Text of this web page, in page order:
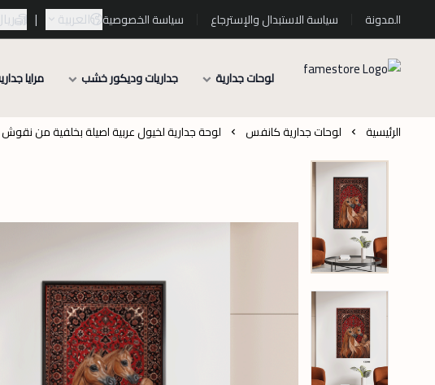
المدونة سياسة الاستبدال والإسترجاع سياسة الخصوصية العربية |
لوحات جدارية جداريات وديكور خشب مرايا
الرئيسية لوحات جدارية كانفس لوحة جدارية لخيول عربية اصيلة بخلفية من نقوش